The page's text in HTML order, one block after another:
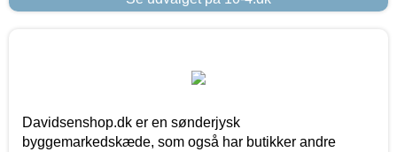
Davidsenshop.dk er en sønderjysk
byggemarkedskæde, som også har butikker andre